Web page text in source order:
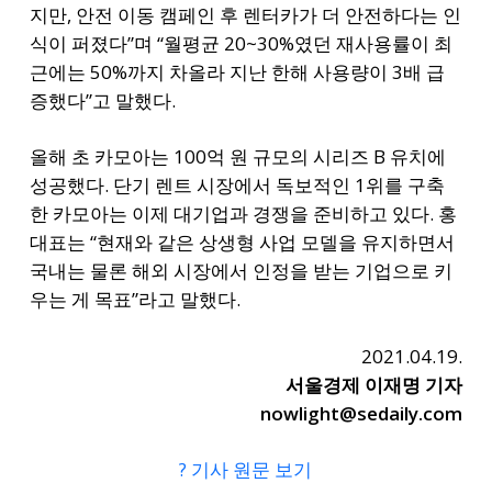
지만, 안전 이동 캠페인 후 렌터카가 더 안전하다는 인
식이 퍼졌다”며 “월평균 20~30%였던 재사용률이 최
근에는 50%까지 차올라 지난 한해 사용량이 3배 급
증했다”고 말했다.
올해 초 카모아는 100억 원 규모의 시리즈 B 유치에
성공했다. 단기 렌트 시장에서 독보적인 1위를 구축
한 카모아는 이제 대기업과 경쟁을 준비하고 있다. 홍
대표는 “현재와 같은 상생형 사업 모델을 유지하면서
국내는 물론 해외 시장에서 인정을 받는 기업으로 키
우는 게 목표”라고 말했다.
2021.04.19.
서울경제 이재명 기자
nowlight@sedaily.com
? 기사 원문 보기